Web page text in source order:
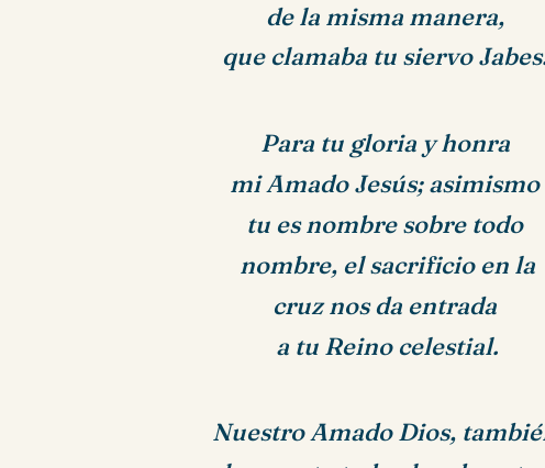
de la misma manera,
que clamaba tu siervo
Para tu gloria y honra
mi Amado Jesús; asimismo
tu es nombre sobre todo
nombre, el sacrificio en la
cruz nos da entrada
a tu Reino celestial.
Nuestro Amado Dios,